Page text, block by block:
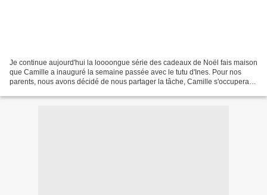
Je continue aujourd'hui la loooongue série des cadeaux de Noël fais maison
que Camille a inauguré la semaine passée avec le tutu d'Ines. Pour nos
parents, nous avons décidé de nous partager la tâche, Camille s'occupera